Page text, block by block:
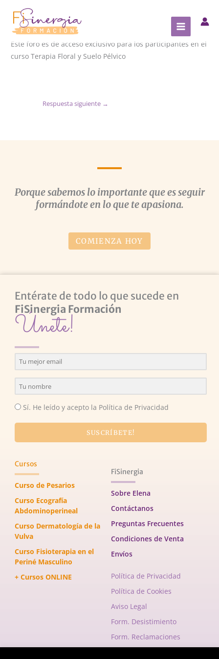
contenido
Este foro es de acceso exclusivo para los participantes en el
curso Terapia Floral y Suelo Pélvico
Respuesta siguiente →
Porque sabemos lo importante que es seguir
formándote en lo que te apasiona.
COMIENZA HOY
Entérate de todo lo que sucede en
FiSinergia Formación
Únete!
Sí. He leído y acepto la Política de Privacidad
SUSCRÍBETE!
Cursos
Curso de Pesarios
Curso Ecografía
Abdominoperineal
Curso Dermatología de la
Vulva
Curso Fisioterapia en el
Periné Masculino
+ Cursos ONLINE
FiSinergia
Sobre Elena
Contáctanos
Preguntas Frecuentes
Condiciones de Venta
Envíos
Política de Privacidad
Política de Cookies
Aviso Legal
Form. Desistimiento
Form. Reclamaciones